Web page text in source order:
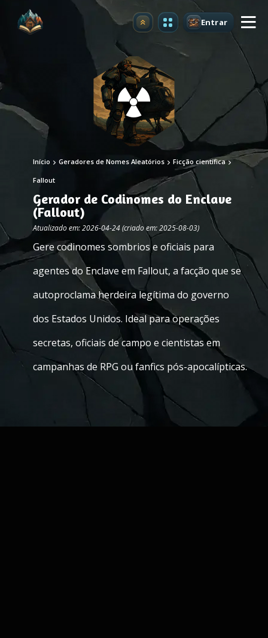
Atualizar Entrar
Início Geradores de Nomes Aleatórios Ficção científica
Fallout
Gerador de Codinomes do Enclave
(Fallout)
Atualizado em: 2026-04-24 (criado em: 2025-08-03)
Gere codinomes sombrios e oficiais para
agentes do Enclave em Fallout, a facção que se
autoproclama herdeira legítima do governo
dos Estados Unidos. Ideal para operações
secretas, oficiais de campo e cientistas em
campanhas de RPG ou fanfics pós-apocalípticas.